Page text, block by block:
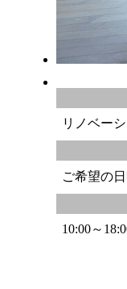
リノベー
ご希望の
10:00～